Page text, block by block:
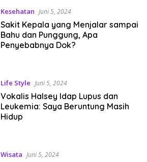
Kesehatan Juni 5, 2024
Sakit Kepala yang Menjalar sampai
Bahu dan Punggung, Apa
Penyebabnya Dok?
Life Style Juni 5, 2024
Vokalis Halsey Idap Lupus dan
Leukemia: Saya Beruntung Masih
Hidup
Wisata Juni 5, 2024